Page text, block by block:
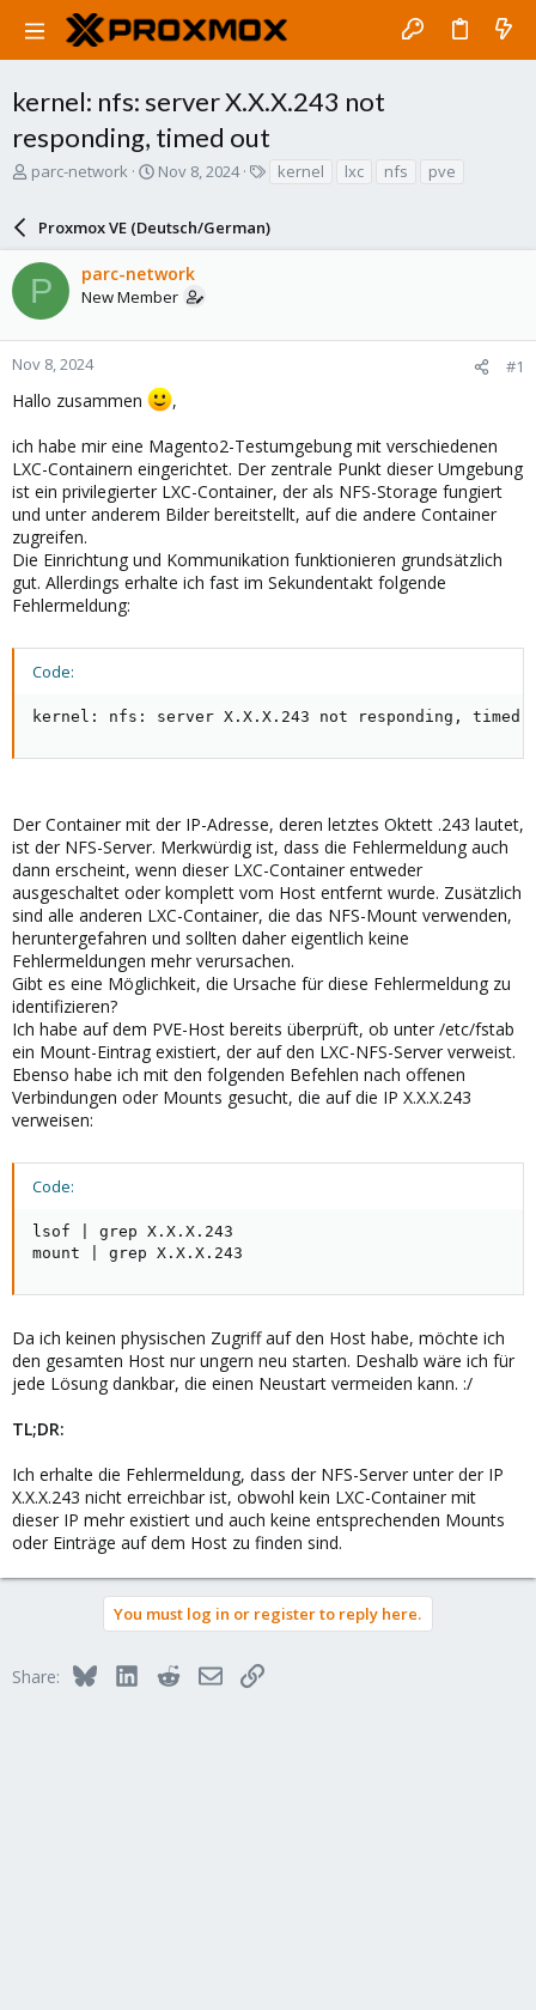
kernel: nfs: server X.X.X.243 not
responding, timed out
T
a
d
s
t
a
r
e
parc-network
S
r
t
d
a
e
Nov 8, 2024
s
kernel lxc nfs pve
Proxmox VE (Deutsch/German)
P parc-network
New Member
Nov 8, 2024 #1
Hallo zusammen
,
ich habe mir eine Magento2-Testumgebung mit verschiedenen
LXC-Containern eingerichtet. Der zentrale Punkt dieser Umgebung
ist ein privilegierter LXC-Container, der als NFS-Storage fungiert
und unter anderem Bilder bereitstellt, auf die andere Container
zugreifen.
Die Einrichtung und Kommunikation funktionieren grundsätzlich
gut. Allerdings erhalte ich fast im Sekundentakt folgende
Fehlermeldung:
Code:
kernel: nfs: server X.X.X.243 not responding, timed
Der Container mit der IP-Adresse, deren letztes Oktett .243 lautet,
ist der NFS-Server. Merkwürdig ist, dass die Fehlermeldung auch
dann erscheint, wenn dieser LXC-Container entweder
ausgeschaltet oder komplett vom Host entfernt wurde. Zusätzlich
sind alle anderen LXC-Container, die das NFS-Mount verwenden,
heruntergefahren und sollten daher eigentlich keine
Fehlermeldungen mehr verursachen.
Gibt es eine Möglichkeit, die Ursache für diese Fehlermeldung zu
identifizieren?
Ich habe auf dem PVE-Host bereits überprüft, ob unter /etc/fstab
ein Mount-Eintrag existiert, der auf den LXC-NFS-Server verweist.
Ebenso habe ich mit den folgenden Befehlen nach offenen
Verbindungen oder Mounts gesucht, die auf die IP X.X.X.243
verweisen:
Code:
lsof | grep X.X.X.243
mount | grep X.X.X.243
Da ich keinen physischen Zugriff auf den Host habe, möchte ich
den gesamten Host nur ungern neu starten. Deshalb wäre ich für
jede Lösung dankbar, die einen Neustart vermeiden kann. :/
TL;DR:
Ich erhalte die Fehlermeldung, dass der NFS-Server unter der IP
X.X.X.243 nicht erreichbar ist, obwohl kein LXC-Container mit
dieser IP mehr existiert und auch keine entsprechenden Mounts
oder Einträge auf dem Host zu finden sind.
You must log in or register to reply here.
Share: BlueskyLinkedInRedditEmailLink